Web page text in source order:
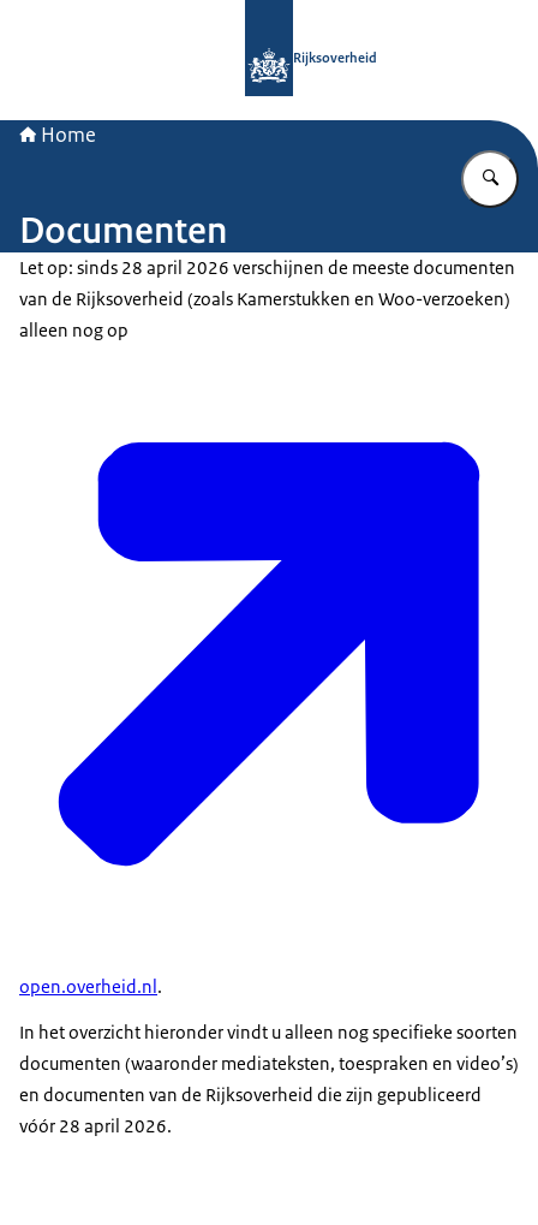
Rijksoverheid
Home
Documenten
Let op: sinds 28 april 2026 verschijnen de meeste documenten
van de Rijksoverheid (zoals Kamerstukken en Woo-verzoeken)
alleen nog op
open.overheid.nl.
In het overzicht hieronder vindt u alleen nog specifieke soorten
documenten (waaronder mediateksten, toespraken en video’s)
en documenten van de Rijksoverheid die zijn gepubliceerd
vóór 28 april 2026.